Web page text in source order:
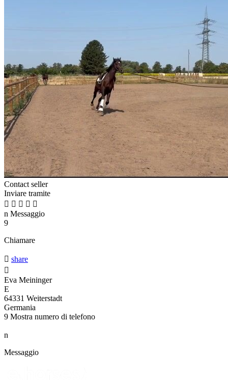
Contact seller
Inviare tramite
    
n Messaggio
9
Chiamare
 share

Eva Meininger
E
64331 Weiterstadt
Germania
9 Mostra numero di telefono
n
Messaggio